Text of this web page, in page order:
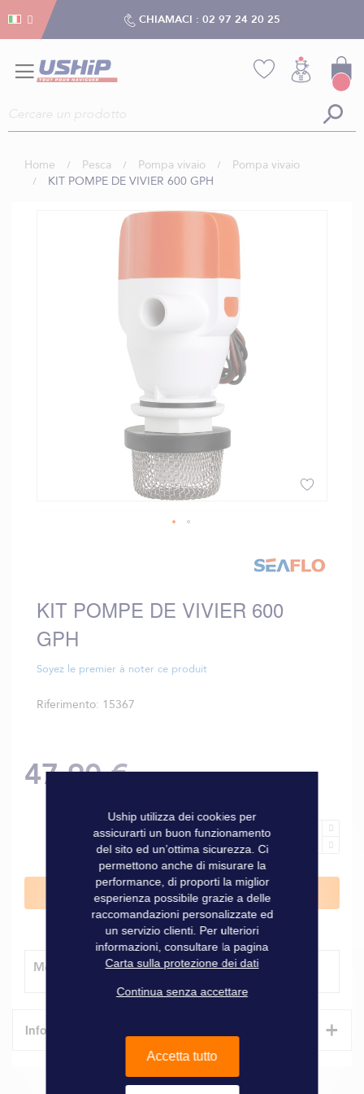
CHIAMACI : 02 97 24 20 25
Home Pesca Pompa vivaio
Pompa vivaio
KIT POMPE DE VIVIER 600 GPH
di
immagini
KIT POMPE DE VIVIER 600
GPH
Soyez le premier à noter ce produit
Riferimento 15367
47,90 €
Aggiungi al Carrello
Modalità di consegna
Informazioni tecniche +
Caratteristiche
Gestion dei cookies
Uship utilizza dei cookies per
assicurarti un buon funzionamento
del sito ed un’ottima sicurezza. Ci
permettono anche di misurare la
performance, di proporti la miglior
esperienza possibile grazie a delle
raccomandazioni personalizzate ed
un servizio clienti. Per ulteriori
informazioni, consultare la pagina
Carta sulla protezione dei dati
Continua senza accettare
Accetta tutto
Gestion dei cookies